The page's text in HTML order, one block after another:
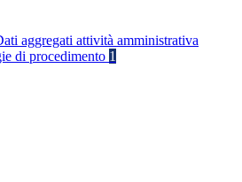
aggregati attività amministrativa
di procedimento 1